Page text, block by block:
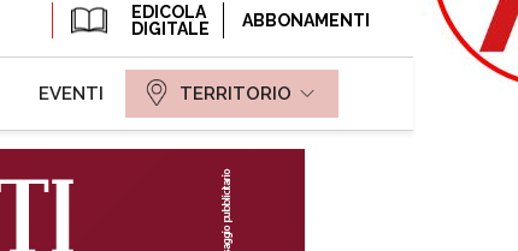
EDICOLA
DIGITALE
ABBONAMENTI
EVENTI TERRITORIO